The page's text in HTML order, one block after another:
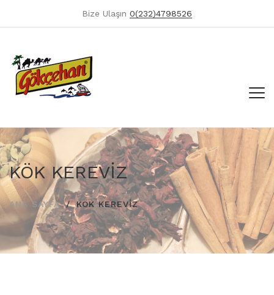
Bize Ulaşın 0(232)4798526
KÖK KEREVİZ
ANA SAYFA KÖK KEREVİZ